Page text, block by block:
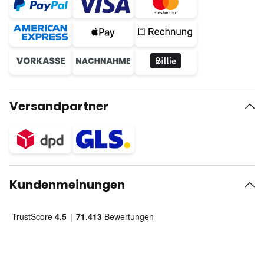
Versandpartner
Kundenmeinungen